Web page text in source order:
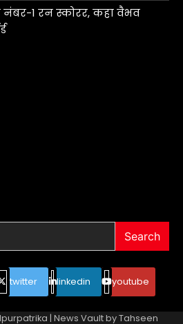
1 रन स्कोरर, कहा वैभव
Search
twitter linkedin youtube
| News Vault byTahseen